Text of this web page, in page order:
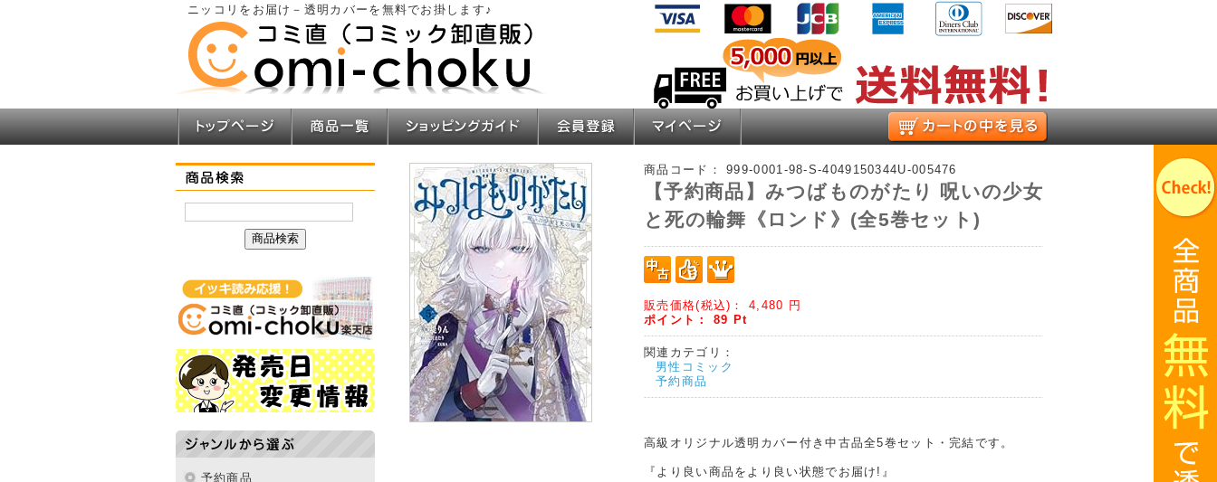
ニッコリをお届け－透明カバーを無料でお掛します♪
トップページ 商品一覧 ショッピングガイド 会員登録 マイページ お買い物かご
商品検索
ジャンルから選ぶ
予約商品
商品コード： 999-0001-98-S-4049150344U-005476
【予約商品】みつばものがたり 呪いの少女
と死の輪舞《ロンド》(全5巻セット)
販売価格(税込)： 4,480 円
ポイント： 89 Pt
関連カテゴリ：
男性コミック
予約商品
高級オリジナル透明カバー付き中古品全5巻セット・完結です。
『より良い商品をより良い状態でお届け!』